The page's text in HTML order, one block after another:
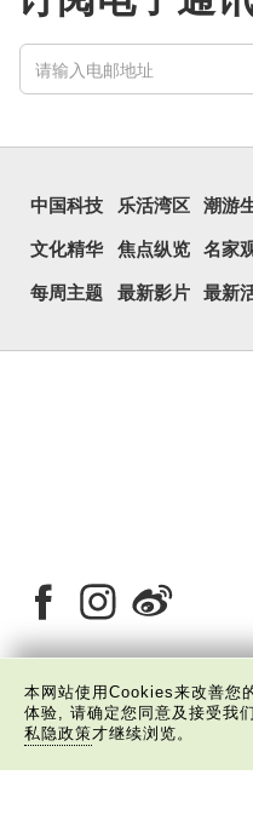
中国科技 乐活湾区 潮游
文化精华 焦点纵览 名家
每周主题 最新影片 最新
关于我们 版权告示 私
本网站使用Cookies来改善您
体验, 请确定您同意及接受我
私隐政策才继续浏览。